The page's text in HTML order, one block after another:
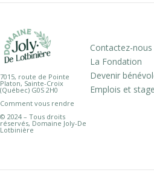
7015, route de Pointe
Platon, Sainte-Croix
(Québec) G0S 2H0
Comment vous rendre
© 2024 – Tous droits
réservés, Domaine Joly-De
Lotbinière
Contactez-nous
La Fondation
Devenir
Emplois et